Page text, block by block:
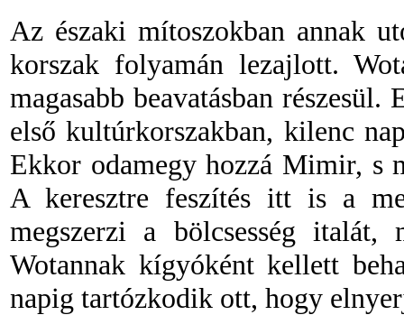
Az északi mítoszokban annak
korszak folyamán lezajlott.
magasabb beavatásban
első kultúrkorszakban, kilenc
Ekkor odamegy hozzá Mimir, s
A keresztre feszítés itt is a
megszerzi a bölcsesség
Wotannak kígyóként kellett
napig tartózkodik ott, hogy